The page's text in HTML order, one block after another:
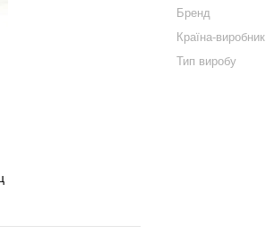
Бренд
Країна-виробник
Тип виробу